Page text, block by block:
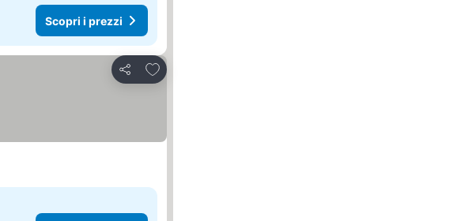
Scopri i prezzi
Condividi
Aggiungi ai preferiti